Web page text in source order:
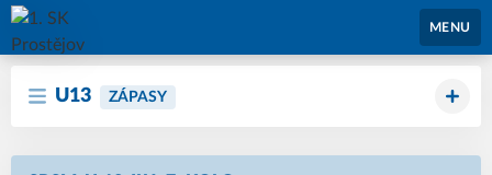
1. SK Prostějov
MENU
U13 ZÁPASY